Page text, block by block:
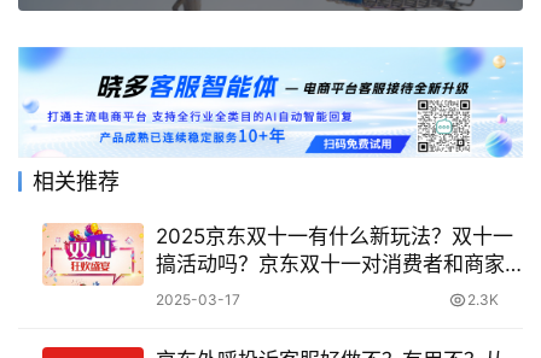
相关推荐
2025京东双十一有什么新玩法？双十一
搞活动吗？京东双十一对消费者和商家
有什么意义?
2025-03-17 2.3K